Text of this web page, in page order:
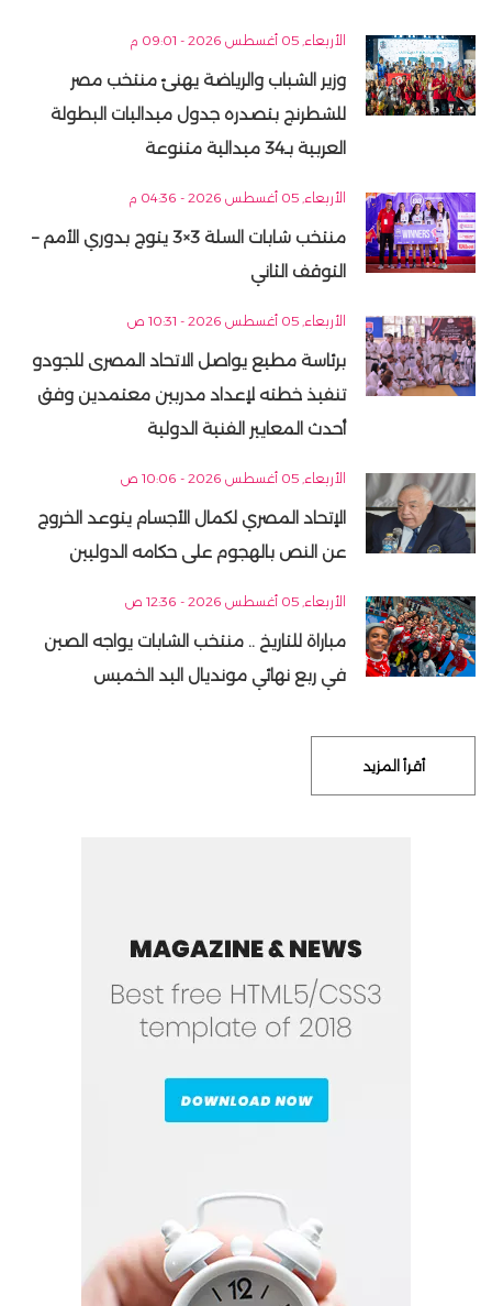
الأربعاء, 05 أغسطس 2026 - 09:01 م
وزير الشباب والرياضة يهنئ منتخب مصر
للشطرنج بتصدره جدول ميداليات البطولة
العربية بـ34 ميدالية متنوعة
الأربعاء, 05 أغسطس 2026 - 04:36 م
منتخب شابات السلة 3×3 يتوج بدوري الأمم –
التوقف الثاني
الأربعاء, 05 أغسطس 2026 - 10:31 ص
برئاسة مطيع يواصل الاتحاد المصرى للجودو
تنفيذ خطته لإعداد مدربين معتمدين وفق
أحدث المعايير الفنية الدولية
الأربعاء, 05 أغسطس 2026 - 10:06 ص
الإتحاد المصري لكمال الأجسام يتوعد الخروج
عن النص بالهجوم على حكامه الدوليين
الأربعاء, 05 أغسطس 2026 - 12:36 ص
مباراة للتاريخ .. منتخب الشابات يواجه الصين
في ربع نهائي مونديال اليد الخميس
أقرأ المزيد